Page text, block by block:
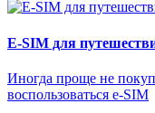
E-SIM для
Иногда проще не
воспользоваться e-SIM